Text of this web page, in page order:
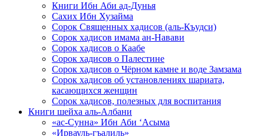
Книги Ибн Аби ад-Дунья
Сахих Ибн Хузайма
Сорок Священных хадисов (аль-Къудси)
Сорок хадисов имама ан-Навави
Сорок хадисов о Каабе
Сорок хадисов о Палестине
Сорок хадисов о Чёрном камне и воде Замзама
Сорок хадисов об установлениях шариата,
касающихся женщин
Сорок хадисов, полезных для воспитания
Книги шейха аль-Албани
«ас-Сунна» Ибн Аби ‘Асыма
«Ирвауль-гъалиль»